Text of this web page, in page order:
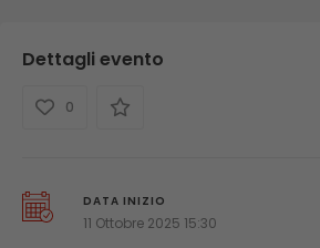
Dettagli evento
0
DATA INIZIO
11 Ottobre 2025 15:30